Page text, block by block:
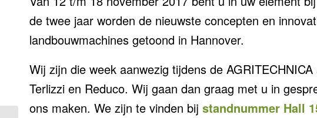
de twee jaar worden de nieuwste concepten en
landbouwmachines getoond in Hannover.
Wij zijn die week aanwezig tijdens de
Terlizzi en Reduco. Wij gaan dan graag met u in
ons maken. We zijn te vinden bij standnummer Hall